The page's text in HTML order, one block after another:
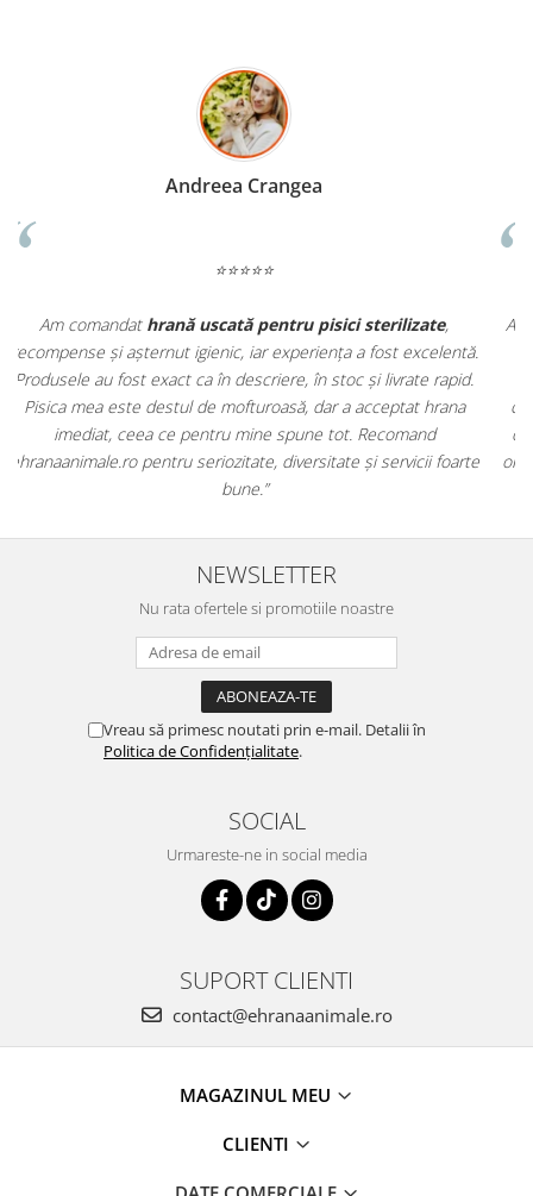
Madalina Stancea
⭐⭐⭐⭐⭐
Apreciez foarte mult faptul că peehranaanimale.rogăsesc nu
doar hrană, ci și produse dinfarmacia veterinară:
antiparazitare, suplimente și soluții de îngrijire. Este foarte
comod să pot comanda tot ce am nevoie pentru animalul meu
dintr-un singur loc. Livrarea a fost rapidă, iar produsele au fost
originale și în termen. Magazin serios, bine organizat și foarte util
pentru orice stăpân de animale.
NEWSLETTER
Nu rata ofertele si promotiile noastre
Vreau să primesc noutati prin e-mail. Detalii în
Politica de Confidențialitate.
SOCIAL
Urmareste-ne in social media
SUPORT CLIENTI
contact@ehranaanimale.ro
MAGAZINUL MEU
CLIENTI